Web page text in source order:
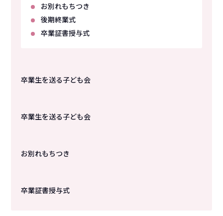
お別れもちつき
後期終業式
卒業証書授与式
卒業生を送る子ども会
卒業生を送る子ども会
お別れもちつき
卒業証書授与式